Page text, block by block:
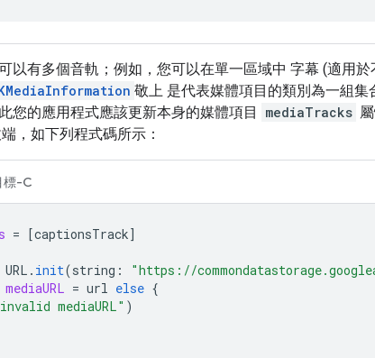
以有多個音軌；例如，您可以在單一區域中 字幕 (適用
敬上 是代表媒體項目的類別為一組集
您的應用程式應該更新本身的媒體項目
mediaTracks
，如下列程式碼所示：
標-C
= [captionsTrack]
URL . init(string : "https://
mediaURL = url else {
mediaURL" )